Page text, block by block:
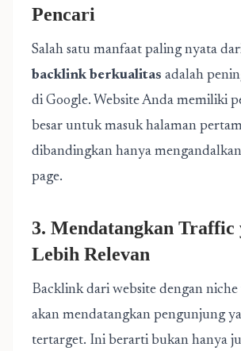
Pencari
Salah satu manfaat paling nyata
backlink berkualitas adalah
di Google. Website Anda memiliki
besar untuk masuk halaman
dibandingkan hanya
page.
3. Mendatangkan Traffic
Lebih Relevan
Backlink dari website dengan niche
akan mendatangkan pengunjung
tertarget. Ini berarti bukan hanya